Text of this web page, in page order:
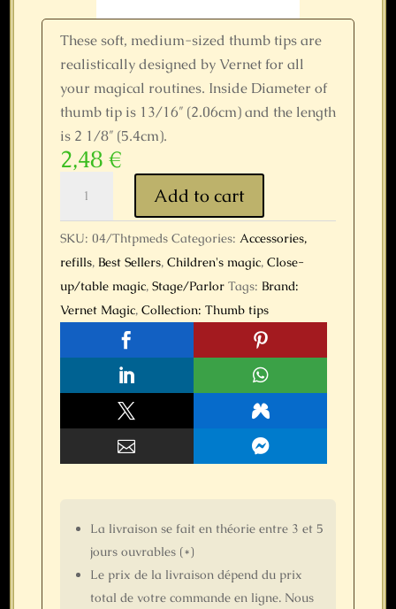
These soft, medium-sized thumb tips are
realistically designed by Vernet for all
your magical routines. Inside Diameter of
thumb tip is 13/16″ (2.06cm) and the length
is 2 1/8″ (5.4cm).
2,48 €
Medium
(Soft)
Vernet
quantity
Add to cart
SKU: 04/Thtpmeds Categories: Accessories,
refills, Best Sellers, Children's magic, Close-
up/table magic, Stage/Parlor Tags: Brand:
Vernet Magic, Collection: Thumb tips







La livraison se fait en théorie entre 3 et 5
jours ouvrables (*)
Le prix de la livraison dépend du prix
total de votre commande en ligne. Nous